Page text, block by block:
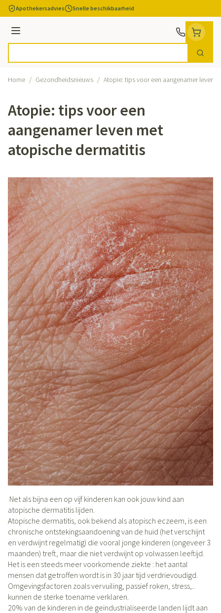
Ga naar de inhoud
Apothekersadvies Snelle beschikbaarheid
Menu
Zoek
Home / Gezondheidsnieuws / Atopie: tips voor een aangenamer leven
Atopie: tips voor een
aangenamer leven met
atopische dermatitis
Net als bijna een op vijf kinderen kan ook jouw kind aan
atopische dermatitis lijden.
Atopische dermatitis, ook bekend als atopisch eczeem, is een
chronische ontstekingsaandoening van de huid (het verschijnt
en verdwijnt regelmatig) die vooral jonge kinderen (ongeveer 3
maanden) treft, maar die niet verdwijnt op volwassen leeftijd.
Het is een steeds meer voorkomende ziekte : het aantal
mensen dat getroffen wordt is in 30 jaar tijd verdrievoudigd.
Omgevingsfactoren zoals vervuiling, passief roken, stress,..
kunnen de sterke toename verklaren.
20% van de kinderen in de geïndustrialiseerde landen lijdt aan